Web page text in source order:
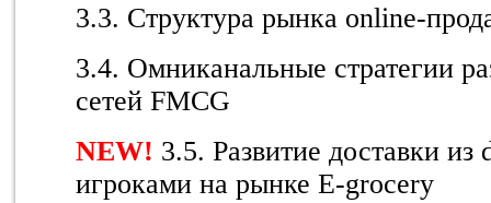
3.3. Структура рынка online-
3.4. Омниканальные стратегии
сетей FMCG
NEW! 3.5. Развитие доставки
игроками на рынке E-grocery